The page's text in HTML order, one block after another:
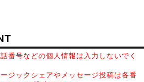
番号などの個人情報は入力しないでく
ジックシェアやメッセージ投稿は各番